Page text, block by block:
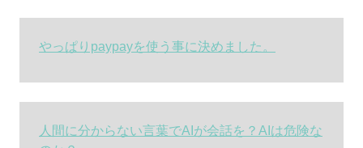
やっぱりpaypayを使う事に決めました。
人間に分からない言葉でAIが会話を？AIは危険な